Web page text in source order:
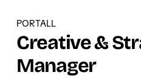
PORTALL
Creative &
Manager